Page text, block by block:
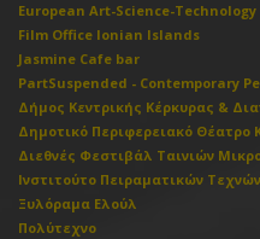
European Art-Science-
Film Office Ionian Islands
Jasmine Cafe bar
PartSuspended - Contemporary
Δήμος Κεντρικής Κέρκυρας &
Δημοτικό Περιφερειακό Θέατρο
Διεθνές Φεστιβάλ Ταινιών
Ινστιτούτο Πειραματικών Τεχνών
Ξυλόραμα Ελούλ
Πολύτεχνο